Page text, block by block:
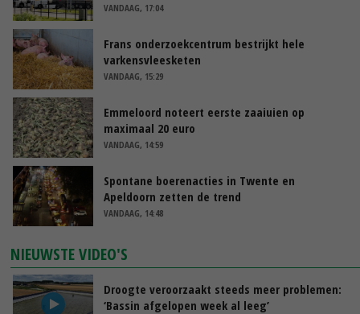
VANDAAG, 17:04
Frans onderzoekcentrum bestrijkt hele
varkensvleesketen
VANDAAG, 15:29
Emmeloord noteert eerste zaaiuien op
maximaal 20 euro
VANDAAG, 14:59
Spontane boerenacties in Twente en
Apeldoorn zetten de trend
VANDAAG, 14:48
NIEUWSTE VIDEO'S
Droogte veroorzaakt steeds meer problemen:
‘Bassin afgelopen week al leeg’